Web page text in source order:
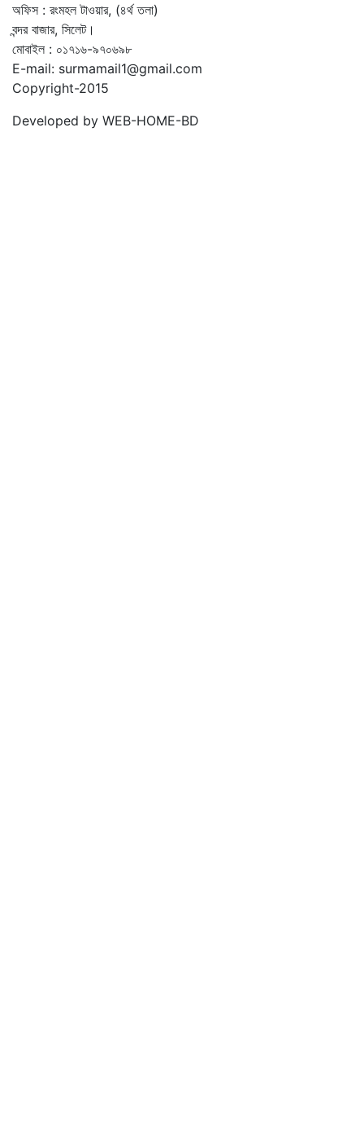
অফিস : রংমহল টাওয়ার, (৪র্থ তলা)
বন্দর বাজার, সিলেট।
মোবাইল : ০১৭১৬-৯৭০৬৯৮
E-mail: surmamail1@gmail.com
Copyright-2015
Developed by WEB-HOME-BD